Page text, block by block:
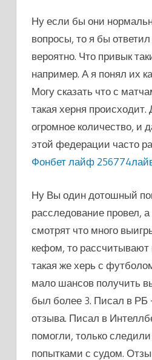
Ну если бы они
вопросы, то я бы ответил
вероятно. Что привык
например. А я понял их
Могу сказать что с
такая херня происходит.
огромное количество, и
этой федерации часто
Фонбет лайф
Ну Вы один дотошный
расследование провел,
смотрят что много
кефом, то рассчитывают
такая же херь с
мало шансов получить
был более 3. Писал в РБ
отзыва. Писал в
помогли, только
попытками с судом.